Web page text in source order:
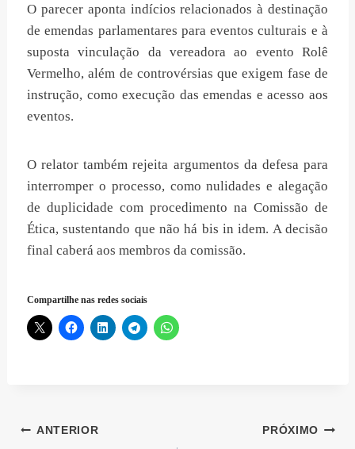
O parecer aponta indícios relacionados à destinação
de emendas parlamentares para eventos culturais e à
suposta vinculação da vereadora ao evento Rolê
Vermelho, além de controvérsias que exigem fase de
instrução, como execução das emendas e acesso aos
eventos.
O relator também rejeita argumentos da defesa para
interromper o processo, como nulidades e alegação
de duplicidade com procedimento na Comissão de
Ética, sustentando que não há bis in idem. A decisão
final caberá aos membros da comissão.
Compartilhe nas redes sociais
Navegação
ANTERIOR PRÓXIMO